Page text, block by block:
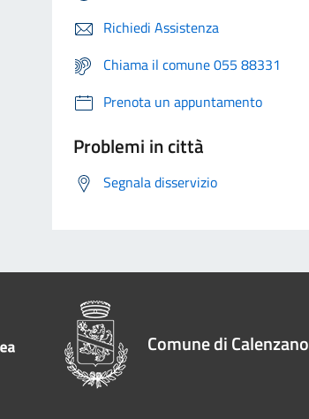
Richiedi Assistenza
Chiama il comune 055 88331
Prenota un appuntamento
Problemi in città
Segnala disservizio
Comune di Calenzano